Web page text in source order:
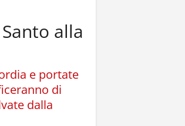
alla
e portate
di
dalla